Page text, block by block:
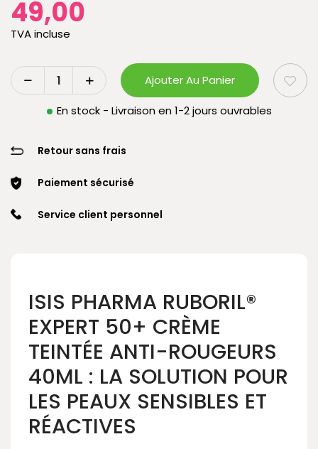
49,00
TVA incluse
Ajouter Au Panier
En stock - Livraison en 1-2 jours ouvrables
Retour sans frais
Paiement sécurisé
Service client personnel
ISIS PHARMA RUBORIL®
EXPERT 50+ CRÈME
TEINTÉE ANTI-ROUGEURS
40ML : LA SOLUTION POUR
LES PEAUX SENSIBLES ET
RÉACTIVES